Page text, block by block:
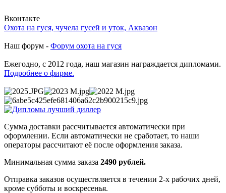
Вконтакте
Охота на гуся, чучела гусей и уток, Аквазон
Наш форум - Форум охота на гуся
Ежегодно, с 2012 года, наш магазин награждается дипломами.
Подробнее о фирме.
Сумма доставки рассчитывается автоматически при
оформлении. Если автоматически не сработает, то наши
операторы рассчитают её после оформления заказа.
Минимальная сумма заказа 2490 рублей.
Отправка заказов осуществляется в течении 2-х рабочих дней,
кроме субботы и воскресенья.